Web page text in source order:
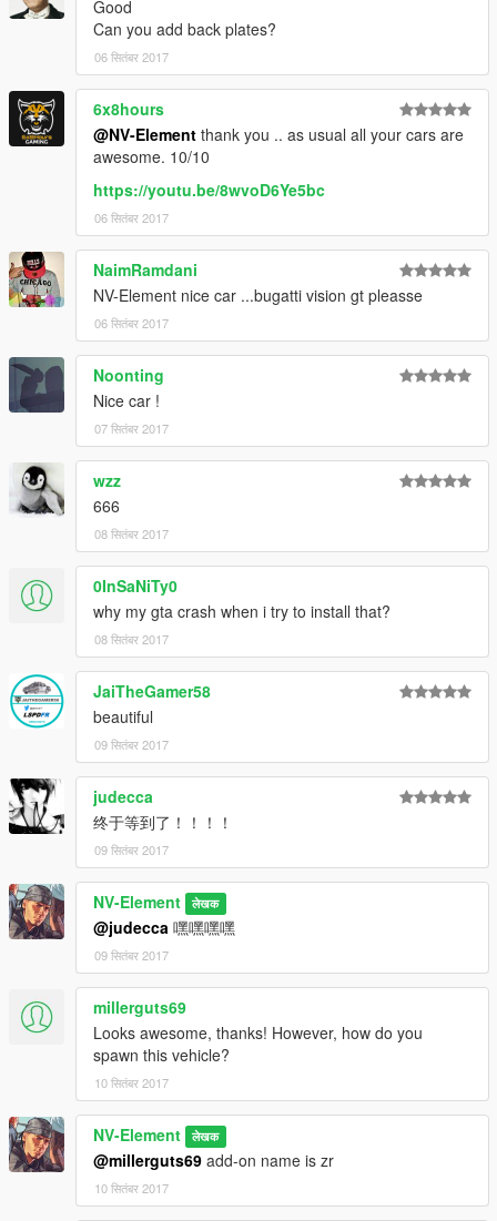
Good
Can you add back plates?
06 सितंबर 2017
6x8hours
@NV-Element thank you .. as usual all your cars are
awesome. 10/10
https://youtu.be/8wvoD6Ye5bc
06 सितंबर 2017
NaimRamdani
NV-Element nice car ...bugatti vision gt pleasse
06 सितंबर 2017
Noonting
Nice car !
07 सितंबर 2017
wzz
666
08 सितंबर 2017
0InSaNiTy0
why my gta crash when i try to install that?
08 सितंबर 2017
JaiTheGamer58
beautiful
09 सितंबर 2017
judecca
终于等到了！！！！
09 सितंबर 2017
NV-Element लेखक
@judecca 嘿嘿嘿嘿
09 सितंबर 2017
millerguts69
Looks awesome, thanks! However, how do you
spawn this vehicle?
10 सितंबर 2017
NV-Element लेखक
@millerguts69 add-on name is zr
10 सितंबर 2017